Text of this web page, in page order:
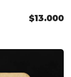
$13.000